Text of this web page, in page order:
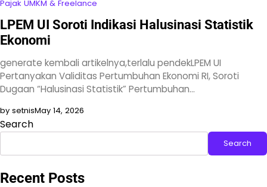
Pajak UMKM & Freelance
LPEM UI Soroti Indikasi Halusinasi Statistik
Ekonomi
generate kembali artikelnya,terlalu pendekLPEM UI
Pertanyakan Validitas Pertumbuhan Ekonomi RI, Soroti
Dugaan “Halusinasi Statistik” Pertumbuhan…
by setnisMay 14, 2026
Search
Search
Recent Posts